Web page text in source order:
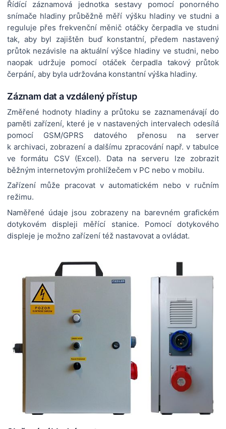
Řídící záznamová jednotka sestavy pomocí ponorného
snímače hladiny průběžně měří výšku hladiny ve studni a
reguluje přes frekvenční měnič otáčky čerpadla ve studni
tak, aby byl zajištěn buď konstantní, předem nastavený
průtok nezávisle na aktuální výšce hladiny ve studni, nebo
naopak udržuje pomocí otáček čerpadla takový průtok
čerpání, aby byla udržována konstantní výška hladiny.
Záznam dat a vzdálený přístup
Změřené hodnoty hladiny a průtoku se zaznamenávají do
paměti zařízení, které je v nastavených intervalech odesílá
pomocí GSM/GPRS datového přenosu na server
k archivaci, zobrazení a dalšímu zpracování např. v tabulce
ve formátu CSV (Excel). Data na serveru lze zobrazit
běžným internetovým prohlížečem v PC nebo v mobilu.
Zařízení může pracovat v automatickém nebo v ručním
režimu.
Naměřené údaje jsou zobrazeny na barevném grafickém
dotykovém displeji měřící stanice. Pomocí dotykového
displeje je možno zařízení též nastavovat a ovládat.